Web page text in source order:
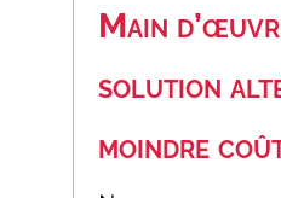
Main
solution
moindre